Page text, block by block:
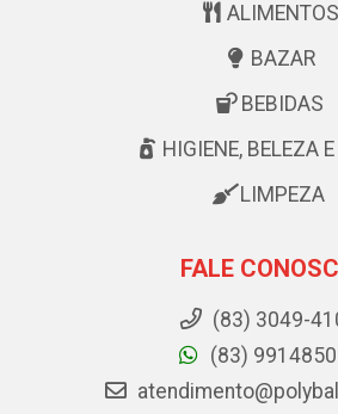
ALIMENTOS
BAZAR
BEBIDAS
HIGIENE, BELEZA
LIMPEZA
FALE
(83) 3049-
(83)